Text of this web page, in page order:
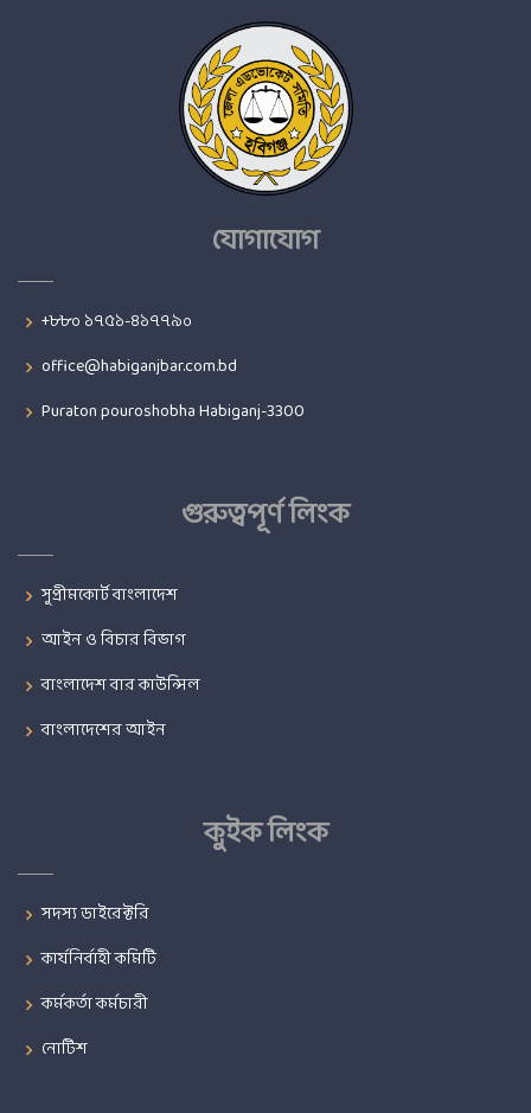
যোগাযোগ
+৮৮০ ১৭৫১-৪১৭৭৯০
office@habiganjbar.com.bd
Puraton pouroshobha Habiganj-3300
গুরুত্বপূর্ণ লিংক
সুপ্রীমকোর্ট বাংলাদেশ
আইন ও বিচার বিভাগ
বাংলাদেশ বার কাউন্সিল
বাংলাদেশের আইন
কুইক লিংক
সদস্য ডাইরেক্টরি
কার্যনির্বাহী কমিটি
কর্মকর্তা কর্মচারী
নোটিশ